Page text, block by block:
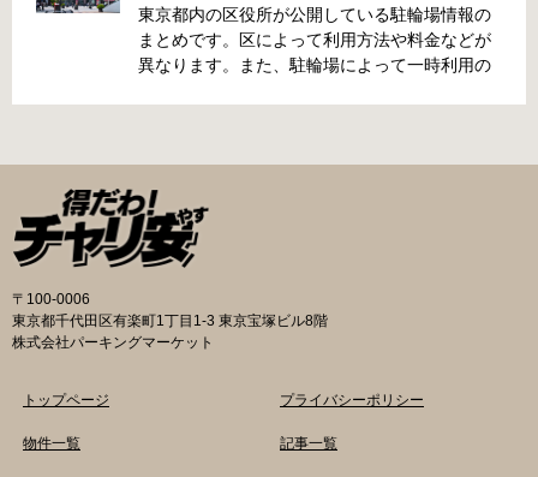
代田区 / 新宿区 / 品川区 / 港区 / 中央区 / 大田区
/ 北区 / 墨田区 / 渋谷区 / 葛飾区 千代田区で撤去
された場合 猿楽町保管場所 住所 千代田区神田
の地図が置いてあります） 東京メトロ半蔵門
線、都営新宿・三田線神保町駅から徒歩7分 大
手町高架下自転車保管場所 住所 千代田区大手町
二丁目4番 電話 050-2018-6466（千代田区自転
車対策コールセンター） 最寄駅 東京メトロ半蔵
線大手町駅B3出口 返還の際に必要な書類 返還
料 2,000円 自転車の鍵 身分証明証 千代田区HP
保管場所 住所 新宿区内藤町11番地 ※都立新
3896 最寄駅 東京メトロ丸ノ内線新宿三丁目駅
東京都内の区役所が公開している駐輪場情報の
まとめです。区によって利用方法や料金などが
異なります。また、駐輪場によって一時利用の
の自転車駐輪場 利用方法 利用登録申請書の提出
申請期間内に利用登録申請書（PDF：
1,396KB） と必要書類を環境まちづくり総務課
あてに郵送（申請期間消印有効）または、期間
内に環境まちづくり総務課（区役所5階5B窓
さい（郵送先・各出張所の受付時間）。電話・
ファクス・メールでは申請できません。 利用料
生活保護受給者免除（詳しくはお問い合わせく
3,000円（区内、区外在住を問わず） 定期利用
〒100-0006
東京都千代田区有楽町1丁目1-3 東京宝塚ビル8階
株式会社パーキングマーケット
トップページ
物件一覧
プライバシーポリシー
記事一覧